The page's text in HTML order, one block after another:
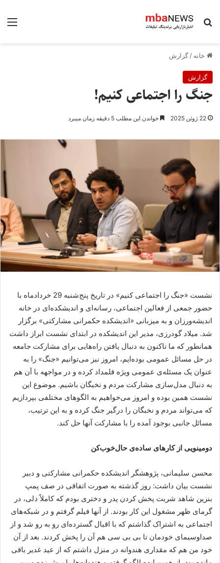
جستجو برای
خانه / گزارش
گزارش
جنگ را اجتماعی کنیم!
22 ژوئن 2025 خواندن این مطلب 5 دقیقه زمان میبرد
نشست «جنگ را اجتماعی کنیم» در تاریخ پنج‌شنبه 29 خردادماه با
حضور جمعی از فعالین اجتماعی، رسانه‌ای و اندیشکده‌ای در خانه
اندیشه‌ورزان و به میزبانی «اندیشکده حکمرانی مشارکتی» برگزار
شد. میلاد گودرزی، مدیر این اندیشکده در ابتدای نشست ابراز داشت
همانطور که ما تاکنون به دنبال یافتن راه‌هایی برای مشارکت جامعه
در حل مسائل عمومی بوده‌ایم، امروز نیز می‌توانیم «جنگ» را به
عنوان یک مسئله‌ی عمومی ویژه قلمداد کرده و در مواجهه با آن هم
به دنبال مدل‌سازی مشارکت مردم و نخبگان باشیم. موضوع این
نشست همین بوده و امروز می‌خواهیم به الگوهای مختلفی بپردازیم
که می‌تواند مردم و نخبگان را درگیر جنگ کرده و به این ترتیب،
مسائل جانبی بوجود آمده را با مشارکت آنها حل کند.
دومینویی از کارهای ساده‌ی حال‌خوب‌کن
محسن سلیمانی، پژوهشگر اندیشکده حکمرانی مشارکتی و دبیر
نشست بیان داشت: روز گذشته به صورت اتفاقی در صف پمپ
بنزین شاهد شربت پخش کردن پدر و دختری بودم که کاملاً دلی، در
گرمای ظهر مشغول این کار بودند. از آنها فیلم گرفتم و در شبکه‌های
اجتماعی به اشتراک گذاشتم که با اقبال گسترده‌ای رو به رو شد و از
صداوسیمای خودمان تا بی بی سی هم آن را پخش کردند. بعد از آن
خود من هم که مقداری هندوانه در منزل داشتم که از عید غدیر باقی